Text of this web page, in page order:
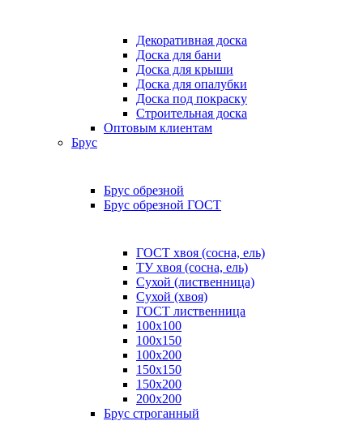
Декоративная доска
Доска для бани
Доска для крыши
Доска для опалубки
Доска под покраску
Строительная доска
Оптовым клиентам
Брус
Брус обрезной
Брус обрезной ГОСТ
ГОСТ хвоя (сосна, ель)
ТУ хвоя (сосна, ель)
Сухой (лиственница)
Сухой (хвоя)
ГОСТ лиственница
100x100
100x150
100x200
150x150
150x200
200x200
Брус строганный